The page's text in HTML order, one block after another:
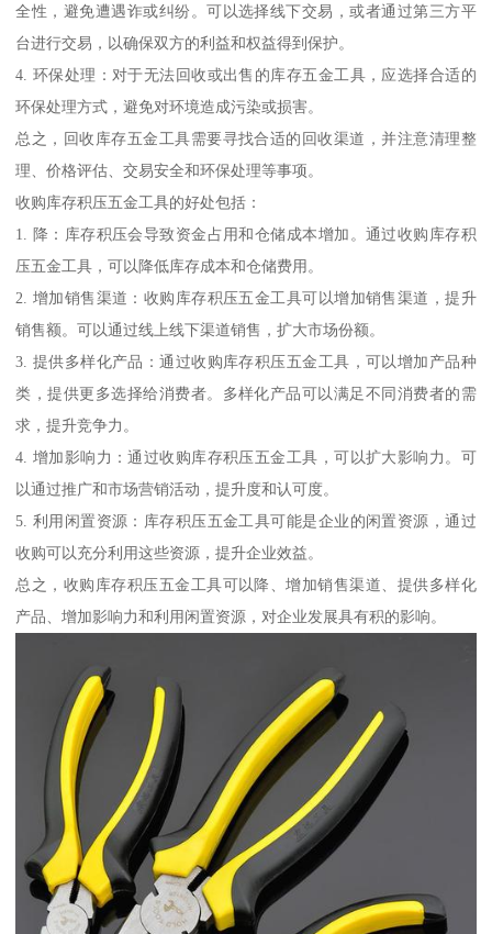
全性，避免遭遇诈或纠纷。可以选择线下交易，或者通过第三方平
台进行交易，以确保双方的利益和权益得到保护。
4. 环保处理：对于无法回收或出售的库存五金工具，应选择合适的
环保处理方式，避免对环境造成污染或损害。
总之，回收库存五金工具需要寻找合适的回收渠道，并注意清理整
理、价格评估、交易安全和环保处理等事项。
收购库存积压五金工具的好处包括：
1. 降：库存积压会导致资金占用和仓储成本增加。通过收购库存积
压五金工具，可以降低库存成本和仓储费用。
2. 增加销售渠道：收购库存积压五金工具可以增加销售渠道，提升
销售额。可以通过线上线下渠道销售，扩大市场份额。
3. 提供多样化产品：通过收购库存积压五金工具，可以增加产品种
类，提供更多选择给消费者。多样化产品可以满足不同消费者的需
求，提升竞争力。
4. 增加影响力：通过收购库存积压五金工具，可以扩大影响力。可
以通过推广和市场营销活动，提升度和认可度。
5. 利用闲置资源：库存积压五金工具可能是企业的闲置资源，通过
收购可以充分利用这些资源，提升企业效益。
总之，收购库存积压五金工具可以降、增加销售渠道、提供多样化
产品、增加影响力和利用闲置资源，对企业发展具有积的影响。